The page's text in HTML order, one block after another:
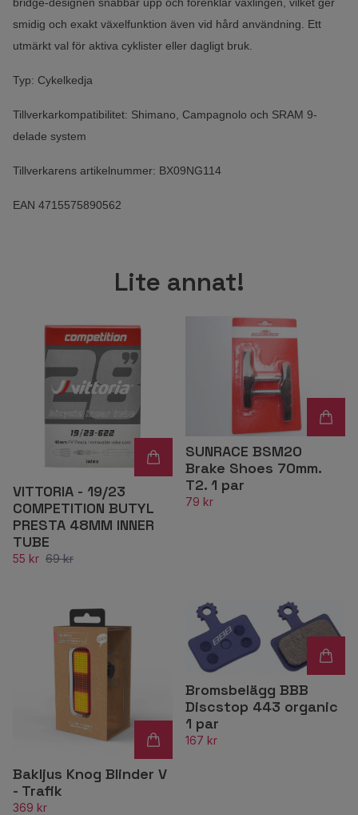
smidig och exakt växelfunktion även vid hård användning. Ett
utmärkt val för aktiva cyklister eller dagligt bruk.
Typ: Cykelkedja
Tillverkarkompatibilitet: Shimano, Campagnolo och SRAM 9-
delade system
Tillverkarens artikelnummer: BX09NG114
EAN 4715575890562
Lite annat!
VITTORIA - 19/23
COMPETITION BUTYL
PRESTA 48MM INNER
TUBE
55 kr 69 kr
SUNRACE BSM20
Brake Shoes 70mm.
T2. 1 par
79 kr
Bakljus Knog Blinder V
- Trafik
369 kr
Bromsbelägg BBB
Discstop 443 organic
1 par
167 kr